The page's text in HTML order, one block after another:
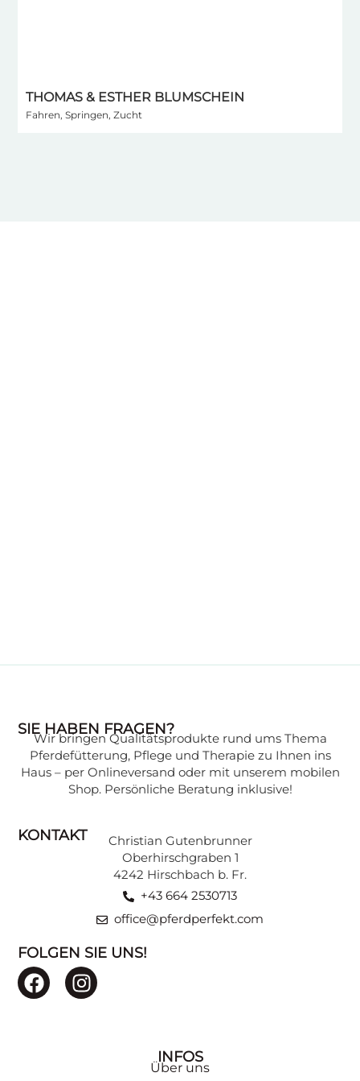
THOMAS & ESTHER BLUMSCHEIN
Fahren, Springen, Zucht
Wissen, das Ihr Pferd gesund hält:
Expertenwissen zu verschiedenen
Themen, verständlich erklärt, finden Sie in
unserer Beratungsecke.
ZU DEN BEITRÄGEN
SIE HABEN FRAGEN?
Wir bringen Qualitätsprodukte rund ums Thema
Pferdefütterung, Pflege und Therapie zu Ihnen ins
Haus – per Onlineversand oder mit unserem mobilen
Shop. Persönliche Beratung inklusive!
KONTAKT
Christian Gutenbrunner
Oberhirschgraben 1
4242 Hirschbach b. Fr.
+43 664 2530713
office@pferdperfekt.com
FOLGEN SIE UNS!
INFOS
Über uns